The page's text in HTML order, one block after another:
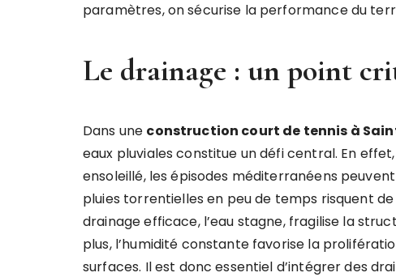
paramètres, on sécurise la performance du
Le drainage : un point
Dans une construction court de tennis à
eaux pluviales constitue un défi central. En
ensoleillé, les épisodes méditerranéens
pluies torrentielles en peu de temps risquent
drainage efficace, l’eau stagne, fragilise la
plus, l’humidité constante favorise la
surfaces. Il est donc essentiel d’intégrer des